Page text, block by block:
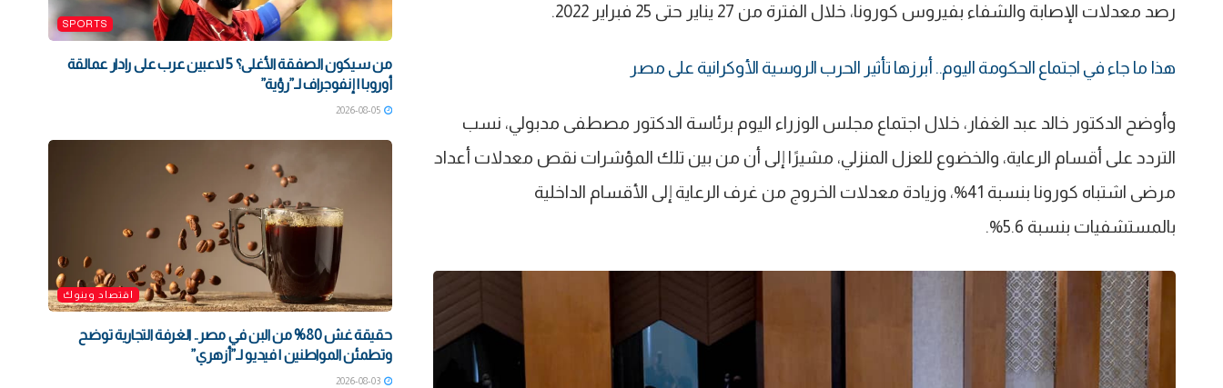
رصد معدلات الإصابة والشفاء بفيروس كورونا، خلال الفترة من 27 يناير حتى 25 فبراير 2022.
هذا ما جاء في اجتماع الحكومة اليوم.. أبرزها تأثير الحرب الروسية الأوكرانية على مصر
وأوضح الدكتور خالد عبد الغفار، خلال اجتماع مجلس الوزراء اليوم برئاسة الدكتور مصطفى مدبولي، نسب
التردد على أقسام الرعاية، والخضوع للعزل المنزلي، مشيرًا إلى أن من بين تلك المؤشرات نقص معدلات أعداد
مرضى اشتباه كورونا بنسبة 41%، وزيادة معدلات الخروج من غرف الرعاية إلى الأقسام الداخلية
بالمستشفيات بنسبة 5.6%.
SPORTS
من سيكون الصفقة الأغلى؟ 5 لاعبين عرب على رادار عمالقة
أوروبا | إنفوجراف لـ”رؤية”
2026-08-05
اقتصاد وبنوك
حقيقة غش 80% من البن في مصر.. الغرفة التجارية توضح
وتطمئن المواطنين | فيديو لـ”أزهري”
2026-08-03